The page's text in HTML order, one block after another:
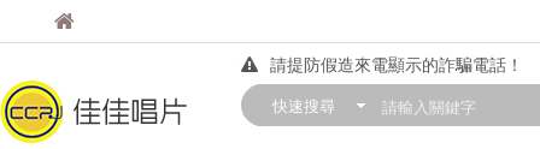
佳佳唱片
請提防假造來電顯示的詐騙電話！
【中華門市營業時間調整公告】
快速搜尋